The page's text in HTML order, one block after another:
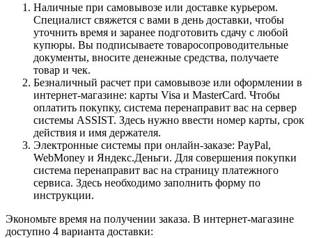
Наличные при самовывозе или доставке курьером.
Специалист свяжется с вами в день доставки, чтобы
уточнить время и заранее подготовить сдачу с любой
купюры. Вы подписываете товаросопроводительные
документы, вносите денежные средства, получаете
товар и чек.
Безналичный расчет при самовывозе или оформлении в
интернет-магазине: карты Visa и MasterCard. Чтобы
оплатить покупку, система перенаправит вас на сервер
системы ASSIST. Здесь нужно ввести номер карты, срок
действия и имя держателя.
Электронные системы при онлайн-заказе: PayPal,
WebMoney и Яндекс.Деньги. Для совершения покупки
система перенаправит вас на страницу платежного
сервиса. Здесь необходимо заполнить форму по
инструкции.
Экономьте время на получении заказа. В интернет-магазине
доступно 4 варианта доставки: